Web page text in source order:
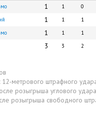
1 1
0
1 1
1
1 1 1
3 3 2
12-метрового штрафного
розыгрыша углового удара
розыгрыша свободного